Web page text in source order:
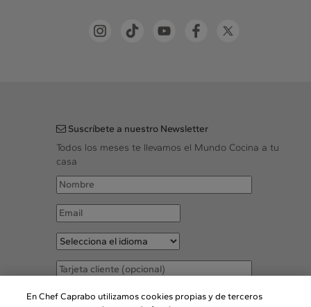
Suscríbete a nuestro Newsletter
Todos los meses te llevamos el Mundo Cocina a tu
casa
Acepto lasCondiciones legales
En Chef Caprabo utilizamos cookies propias y de terceros